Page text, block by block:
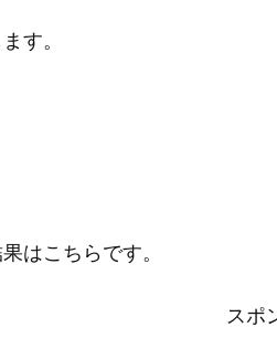
す。
はこちらです。
スポ